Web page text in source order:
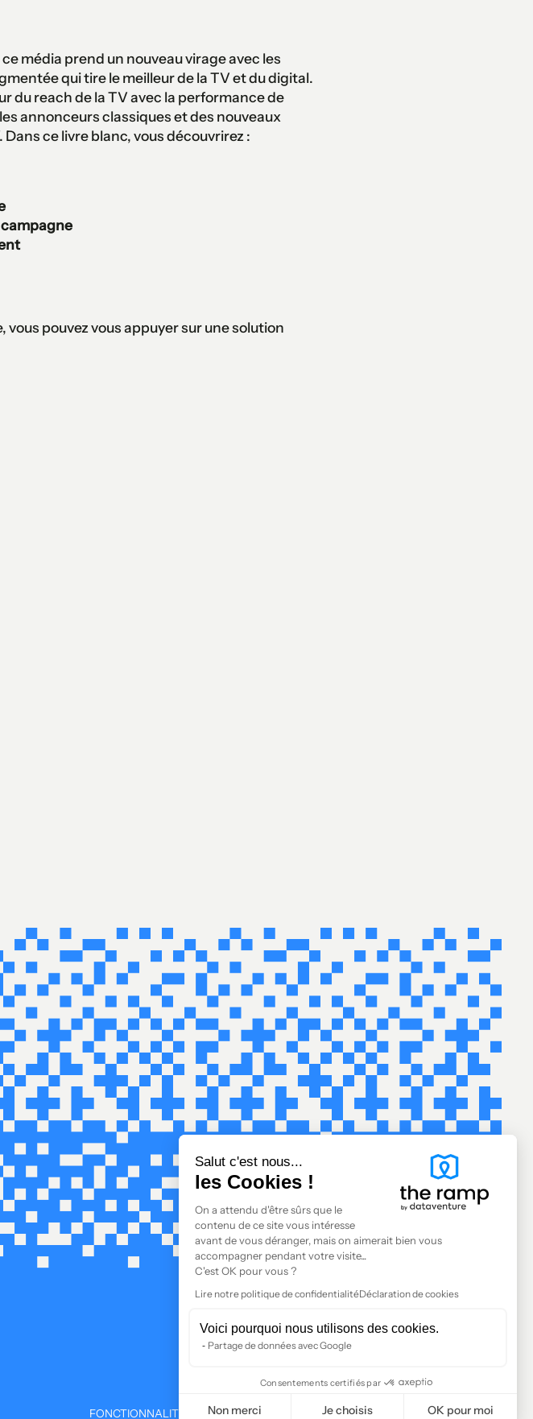
média prend un nouveau virage avec les
qui tire le meilleur de la TV et du digital.
du reach de la TV avec la performance de
annonceurs classiques et des nouveaux
ce livre blanc, vous découvrirez :
pouvez vous appuyer sur une solution
FONCTIONNALITÉS À PROPOS
Salut c'est nous...
les Cookies !
On a attendu d'être sûrs que le
contenu de ce site vous intéresse
avant de vous déranger, mais on aimerait bien vous
accompagner pendant votre visite...
C'est OK pour vous ?
Lire notre politique de confidentialitéDéclaration de cookies
Voici pourquoi nous utilisons des cookies.
Partage de données avec Google
Consentements certifiés par
Non merci Je choisis OK pour moi